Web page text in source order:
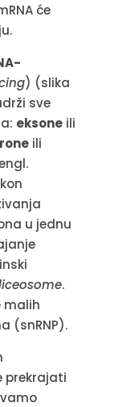
će
) (slika
sve
eksoneili
ili
u jednu
.
malih
(snRNP).
prekrajati